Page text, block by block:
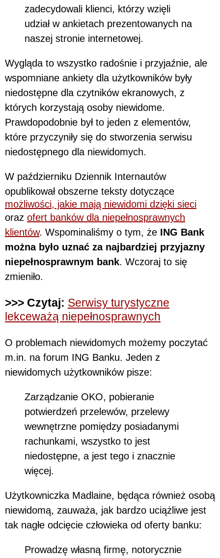
zadecydowali klienci, którzy wzięli
udział w ankietach prezentowanych na
naszej stronie internetowej.
Wygląda to wszystko radośnie i przyjaźnie, ale
wspomniane ankiety dla użytkowników były
niedostępne dla czytników ekranowych, z
których korzystają osoby niewidome.
Prawdopodobnie był to jeden z elementów,
które przyczyniły się do stworzenia serwisu
niedostępnego dla niewidomych.
W październiku Dziennik Internautów
opublikował obszerne teksty dotyczące
możliwości, jakie mają niewidomi dzięki sieci
oraz ofert banków dla niepełnosprawnych
klientów. Wspominaliśmy o tym, że ING Bank
można było uznać za najbardziej przyjazny
niepełnosprawnym bank. Wczoraj to się
zmieniło.
>>> Czytaj: Serwisy turystyczne
lekceważą niepełnosprawnych
O problemach niewidomych możemy poczytać
m.in. na forum ING Banku. Jeden z
niewidomych użytkowników pisze:
Zarządzanie OKO, pobieranie
potwierdzeń przelewów, przelewy
wewnętrzne pomiędzy posiadanymi
rachunkami, wszystko to jest
niedostępne, a jest tego i znacznie
więcej.
Użytkowniczka Madlaine, będąca również osobą
niewidomą, zauważa, jak bardzo uciążliwe jest
tak nagłe odcięcie człowieka od oferty banku:
Prowadzę własną firmę, notorycznie